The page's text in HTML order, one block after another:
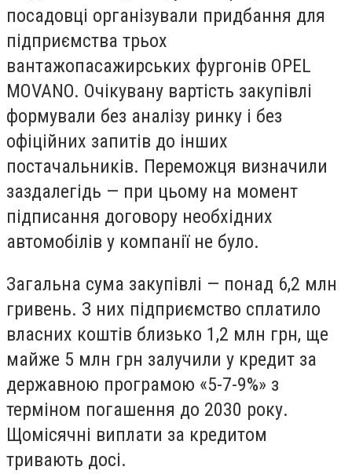
посадовці організували придбання для
підприємства трьох
вантажопасажирських фургонів OPEL
MOVANO. Очікувану вартість закупівлі
формували без аналізу ринку і без
офіційних запитів до інших
постачальників. Переможця визначили
заздалегідь — при цьому на момент
підписання договору необхідних
автомобілів у компанії не було.
Загальна сума закупівлі — понад 6,2 млн
гривень. З них підприємство сплатило
власних коштів близько 1,2 млн грн, ще
майже 5 млн грн залучили у кредит за
державною програмою «5-7-9%» з
терміном погашення до 2030 року.
Щомісячні виплати за кредитом
тривають досі.